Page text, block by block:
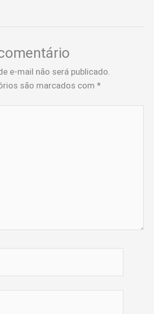
e-mail não será publicado.
são marcados com *